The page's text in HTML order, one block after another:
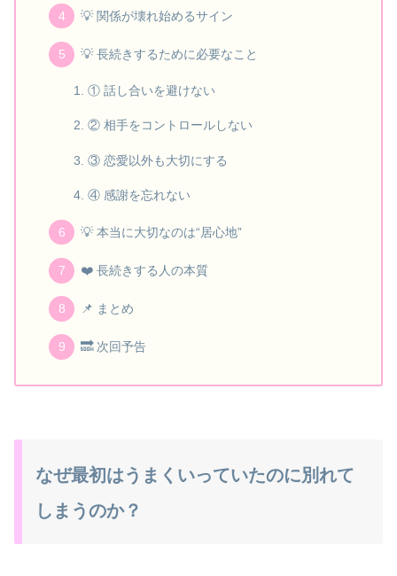
💡 関係が壊れ始めるサイン
💡 長続きするために必要なこと
① 話し合いを避けない
② 相手をコントロールしない
③ 恋愛以外も大切にする
④ 感謝を忘れない
💡 本当に大切なのは“居心地”
❤️ 長続きする人の本質
📌 まとめ
🔜 次回予告
なぜ最初はうまくいっていたのに別れて
しまうのか？